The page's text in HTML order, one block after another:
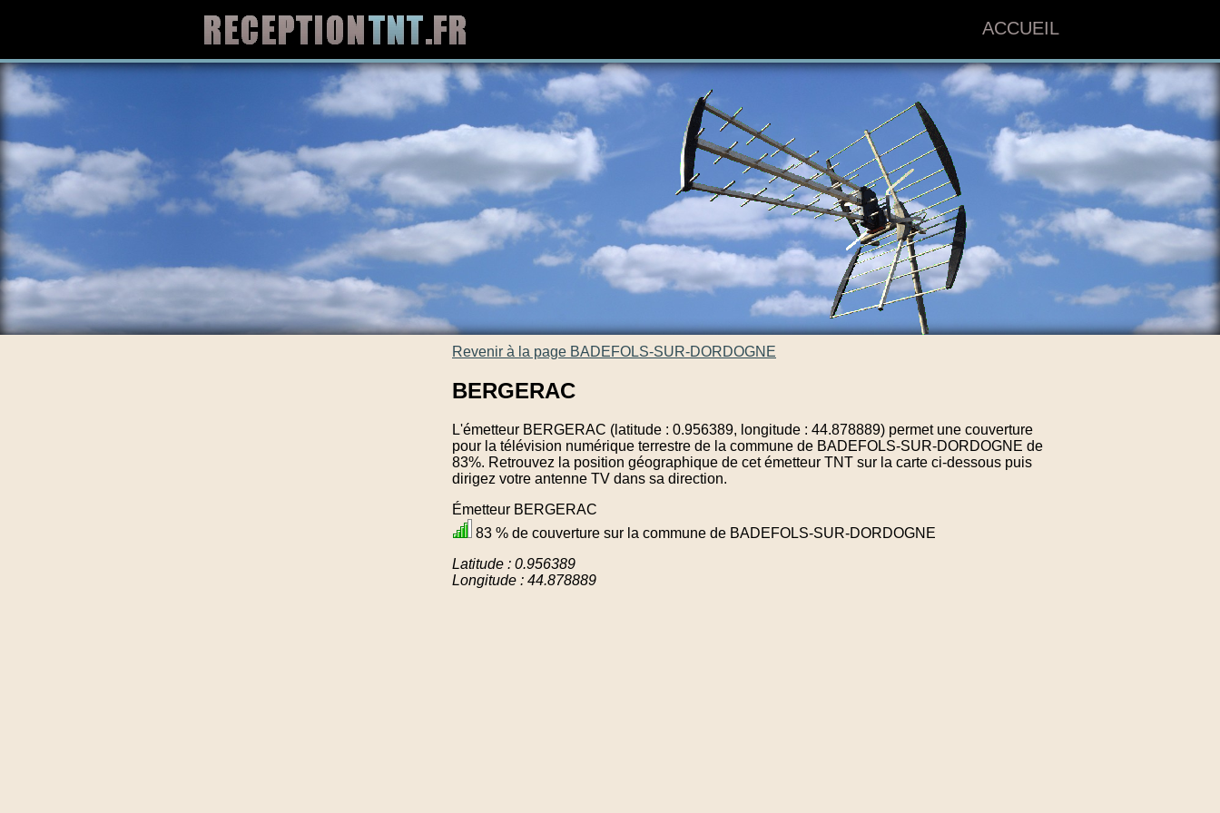
ACCUEIL
Revenir à la page BADEFOLS-SUR-DORDOGNE
BERGERAC
L'émetteur BERGERAC (latitude : 0.956389, longitude : 44.878889) permet une couverture
pour la télévision numérique terrestre de la commune de BADEFOLS-SUR-DORDOGNE de
83%. Retrouvez la position géographique de cet émetteur TNT sur la carte ci-dessous puis
dirigez votre antenne TV dans sa direction.
Émetteur BERGERAC
83 % de couverture sur la commune de BADEFOLS-SUR-DORDOGNE
Latitude : 0.956389
Longitude : 44.878889